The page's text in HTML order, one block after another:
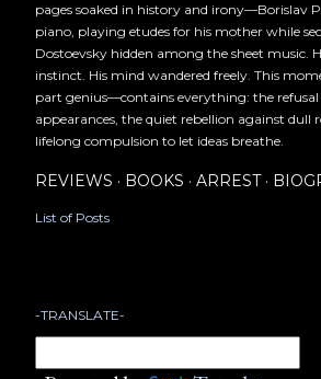
pages soaked in history and irony—Borislav
piano, playing etudes for his mother while
Dostoevsky hidden among the sheet music.
instinct. His mind wandered freely. This
part genius—contains everything: the
appearances, the quiet rebellion against dull
lifelong compulsion to let ideas breathe.
REVIEWS BOOKS ARREST
List of Posts
-TRANSLATE-